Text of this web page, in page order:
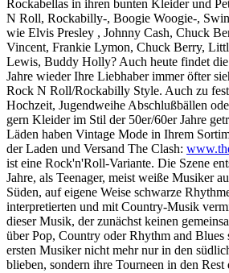
Rockabellas in ihren bunten Kleider und
N Roll, Rockabilly-, Boogie Woogie-,
wie Elvis Presley , Johnny Cash, Chuck
Vincent, Frankie Lymon, Chuck Berry,
Lewis, Buddy Holly? Auch heute findet
Jahre wieder Ihre Liebhaber immer öfter
Rock N Roll/Rockabilly Style. Auch zu
Hochzeit, Jugendweihe Abschlußbällen
gern Kleider im Stil der 50er/60er Jahre
Läden haben Vintage Mode in Ihrem
der Laden und Versand The Clash:
ist eine Rock'n'Roll-Variante. Die Szene
Jahre, als Teenager, meist weiße Musiker
Süden, auf eigene Weise schwarze
interpretierten und mit Country-Musik
dieser Musik, der zunächst keinen
über Pop, Country oder Rhythm and Blues
ersten Musiker nicht mehr nur in den
blieben, sondern ihre Tourneen in den Rest